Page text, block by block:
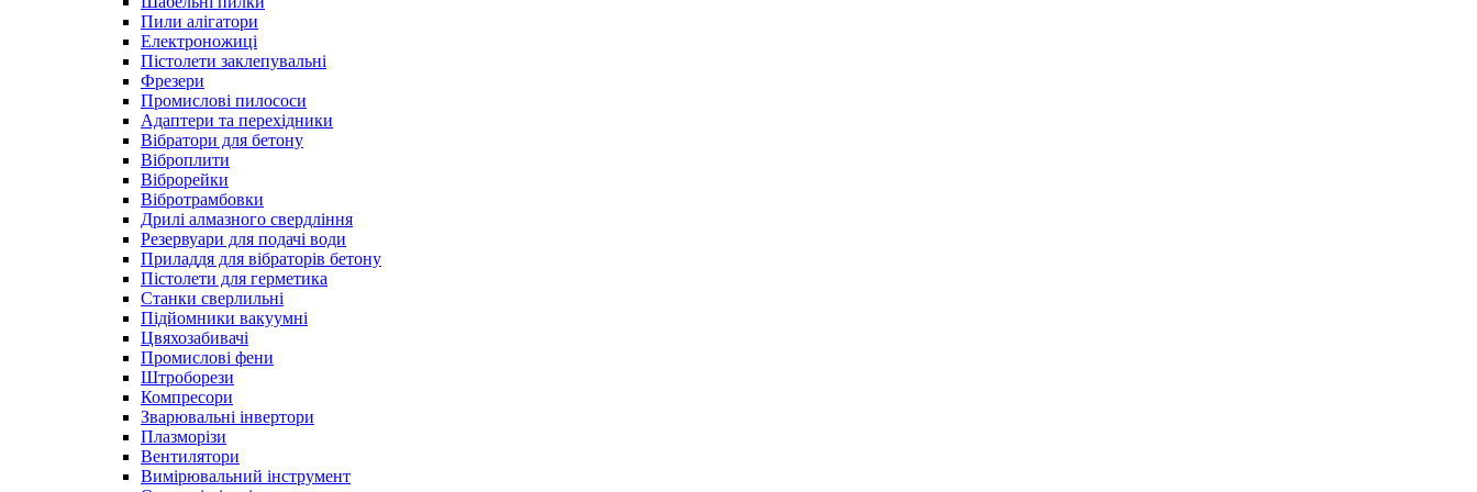
Пили алігатори
Електроножиці
Пістолети заклепувальні
Фрезери
Промислові пилососи
Адаптери та перехідники
Вібратори для бетону
Віброплити
Віброрейки
Вібротрамбовки
Дрилі алмазного свердління
Резервуари для подачі води
Приладдя для вібраторів бетону
Пістолети для герметика
Станки сверлильні
Підйомники вакуумні
Цвяхозабивачі
Промислові фени
Штроборези
Компресори
Зварювальні інвертори
Плазморізи
Вентилятори
Вимірювальний інструмент